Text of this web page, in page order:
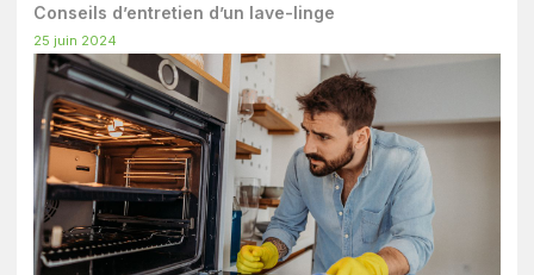
Conseils d’entretien d’un lave-linge
25 juin 2024